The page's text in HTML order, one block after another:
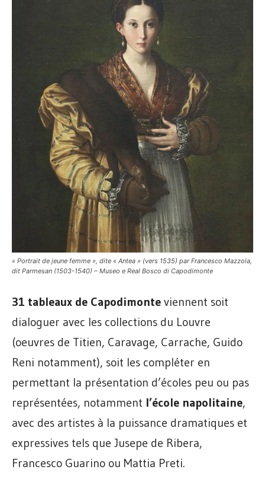
« Portrait de jeune femme », dite « Antea » (vers 1535) par Francesco Mazzola,
dit Parmesan (1503-1540) – Museo e Real Bosco di Capodimonte
31 tableaux de Capodimonte viennent soit
dialoguer avec les collections du Louvre
(oeuvres de Titien, Caravage, Carrache, Guido
Reni notamment), soit les compléter en
permettant la présentation d’écoles peu ou pas
représentées, notamment l’école napolitaine,
avec des artistes à la puissance dramatiques et
expressives tels que Jusepe de Ribera,
Francesco Guarino ou Mattia Preti.